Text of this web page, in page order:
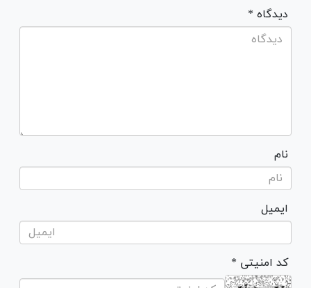
* دیدگاه
نام
ایمیل
* کد امنیتی